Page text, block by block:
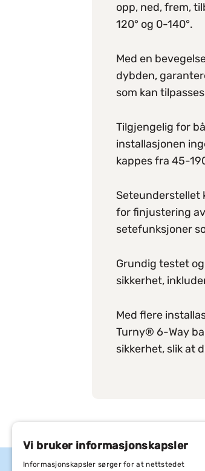
opp, ned, frem,
120° og 0-140°.
Med en
dybden,
som kan
Tilgjengelig for
installasjonen
kappes fra 45-
Seteunderstellet
for finjustering
setefunksjoner
Grundig testet
sikkerhet,
Med flere
Turny® 6-Way
sikkerhet, slik at
Vi bruker informasjonskapsler
Informasjonskapsler sørger for at nettstedet